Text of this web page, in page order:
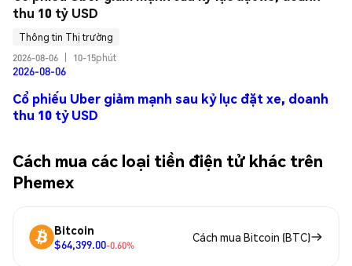
thu 10 tỷ USD
Thông tin Thị trường
2026-08-06
10-15phút
2026-08-06
Cổ phiếu Uber giảm mạnh sau kỷ lục đặt xe, doanh
thu 10 tỷ USD
Cách mua các loại tiền điện tử khác trên
Phemex
Bitcoin
$64,399.00-0.60%
Cách mua Bitcoin (BTC)